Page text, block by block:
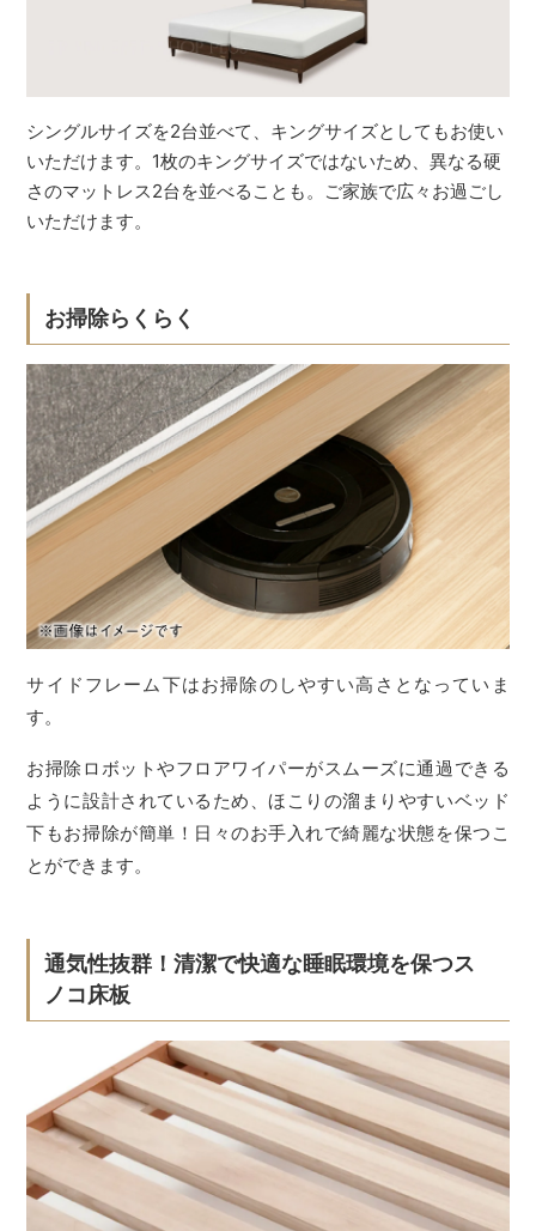
シングルサイズを2台並べて、キングサイズとしてもお使い
いただけます。1枚のキングサイズではないため、異なる硬
さのマットレス2台を並べることも。ご家族で広々お過ごし
いただけます。
お掃除らくらく
サイドフレーム下はお掃除のしやすい高さとなっていま
す。
お掃除ロボットやフロアワイパーがスムーズに通過できる
ように設計されているため、ほこりの溜まりやすいベッド
下もお掃除が簡単！日々のお手入れで綺麗な状態を保つこ
とができます。
通気性抜群！清潔で快適な睡眠環境を保つス
ノコ床板